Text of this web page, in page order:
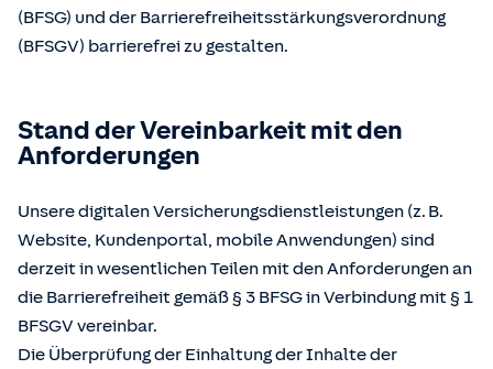
(BFSG) und der Barrierefreiheitsstärkungsverordnung
(BFSGV) barrierefrei zu gestalten.
Stand der Vereinbarkeit mit den
Anforderungen
Unsere digitalen Versicherungsdienstleistungen (z. B.
Website, Kundenportal, mobile Anwendungen) sind
derzeit in wesentlichen Teilen mit den Anforderungen an
die Barrierefreiheit gemäß § 3 BFSG in Verbindung mit § 1
BFSGV vereinbar.
Die Überprüfung der Einhaltung der Inhalte der